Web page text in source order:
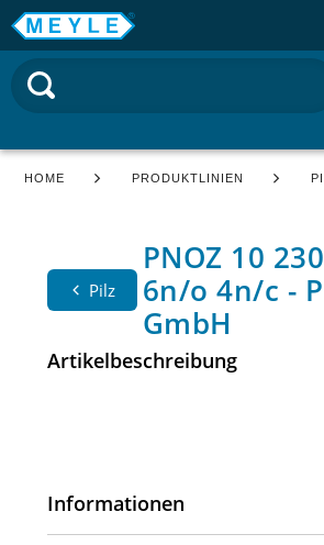
HOME PRODUKTLINIEN
Pilz
PNOZ 10
6n/o 4n/c -
GmbH
Artikelbeschreibung
Informationen